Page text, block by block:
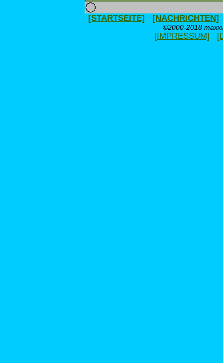
[STARTSEITE] [NACHRICHTEN]
©2000-2018
[IMPRESSUM]